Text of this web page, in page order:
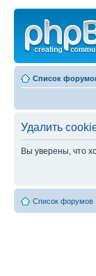
Список
Удалить
Вы уверены, что
Список форумов